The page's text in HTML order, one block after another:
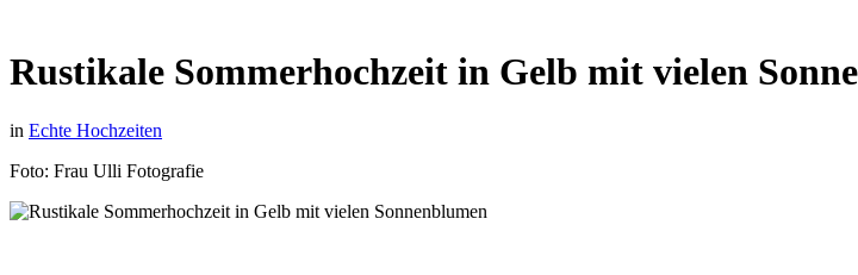
Rustikale Sommerhochzeit in Gelb mit vielen
in Echte Hochzeiten
Foto: Frau Ulli Fotografie